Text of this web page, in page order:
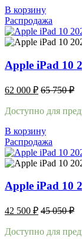
В корзину
Распродажа
Apple iPad 10
62 000 ₽ 65 750₽
Доступно для
В корзину
Распродажа
Apple iPad 10
42 500 ₽ 45 050₽
Доступно для